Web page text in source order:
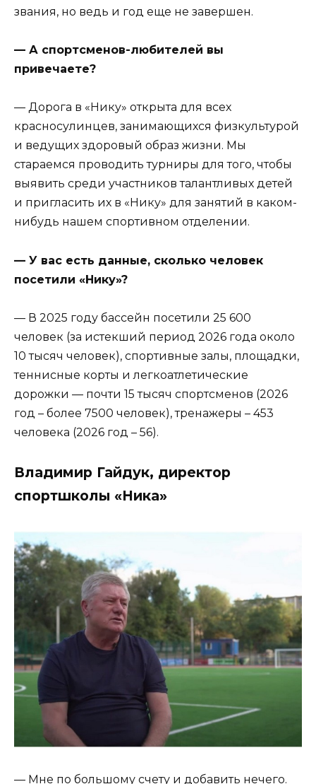
звания, но ведь и год еще не завершен.
— А спортсменов-любителей вы
привечаете?
— Дорога в «Нику» открыта для всех
красносулинцев, занимающихся физкультурой
и ведущих здоровый образ жизни. Мы
стараемся проводить турниры для того, чтобы
выявить среди участников талантливых детей
и пригласить их в «Нику» для занятий в каком-
нибудь нашем спортивном отделении.
— У вас есть данные, сколько человек
посетили «Нику»?
— В 2025 году бассейн посетили 25 600
человек (за истекший период 2026 года около
10 тысяч человек), спортивные залы, площадки,
теннисные корты и легкоатлетические
дорожки — почти 15 тысяч спортсменов (2026
год – более 7500 человек), тренажеры – 453
человека (2026 год – 56).
Владимир Гайдук, директор
спортшколы «Ника»
— Мне по большому счету и добавить нечего.